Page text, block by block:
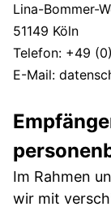
Lina-Bommer-
51149 Köln
Telefon: +49
E-Mail:
Im Rahmen
wir mit